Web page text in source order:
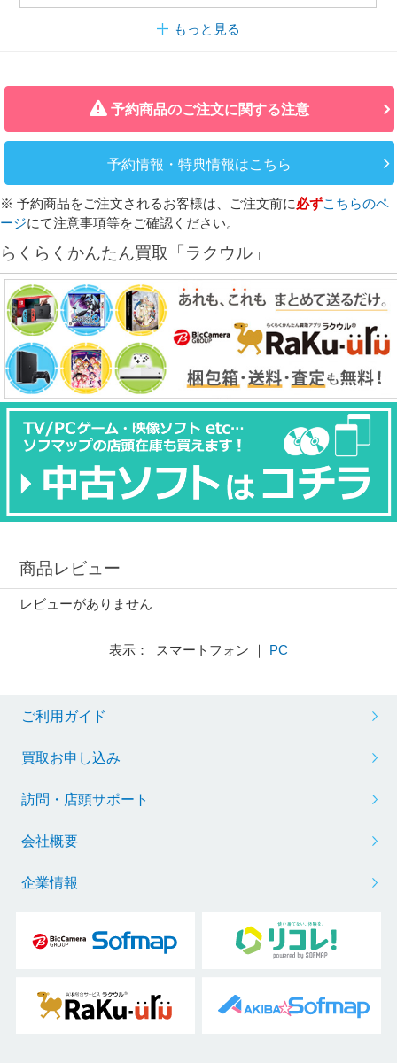
もっと見る
予約商品のご注文に関する注意
予約情報・特典情報はこちら
※ 予約商品をご注文されるお客様は、ご注文前に必ずこちらのペ
ージにて注意事項等をご確認ください。
らくらくかんたん買取「ラクウル」
商品レビュー
レビューがありません
表示： スマートフォン ｜ PC
ご利用ガイド
買取お申し込み
訪問・店頭サポート
会社概要
企業情報